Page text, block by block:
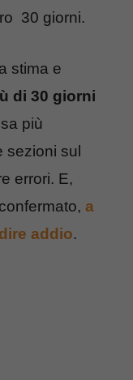
30 giorni.
stima e
di 30 giorni
più
sezioni sul
errori. E,
a
addio.